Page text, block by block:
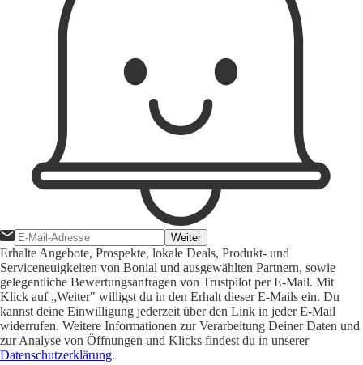
Weiter
Erhalte Angebote, Prospekte, lokale Deals, Produkt- und
Serviceneuigkeiten von Bonial und ausgewählten Partnern, sowie
gelegentliche Bewertungsanfragen von Trustpilot per E-Mail. Mit
Klick auf „Weiter" willigst du in den Erhalt dieser E-Mails ein. Du
kannst deine Einwilligung jederzeit über den Link in jeder E-Mail
widerrufen. Weitere Informationen zur Verarbeitung Deiner Daten und
zur Analyse von Öffnungen und Klicks findest du in unserer
Datenschutzerklärung.